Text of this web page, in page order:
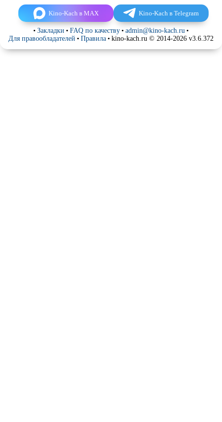
Kino-Kach в MAX Kino-Kach в Telegram
• Закладки • FAQ по качеству • admin@kino-kach.ru •
Для правообладателей • Правила • kino-kach.ru © 2014-2026 v3.6.372